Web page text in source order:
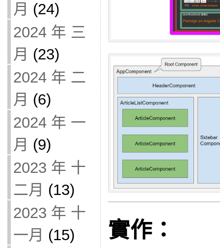
月 (24)
2024 年 三
月 (23)
2024 年 二
月 (6)
2024 年 一
月 (9)
2023 年 十
二月 (13)
2023 年 十
一月 (15)
實作：